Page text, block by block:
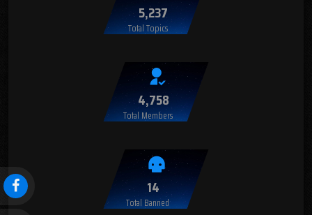
5,237
Total Topics
4,758
Total Members
14
Total Banned